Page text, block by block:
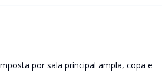
por sala principal ampla, copa e